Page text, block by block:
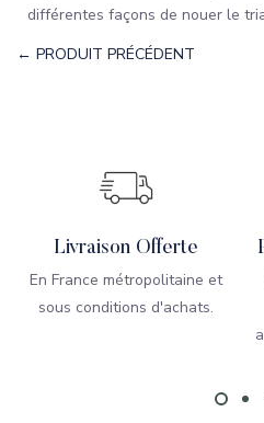
différentes façons de nouer le
← PRODUIT PRÉCÉDENT
Livraison Offerte
En France métropolitaine et
sous conditions d'achats.